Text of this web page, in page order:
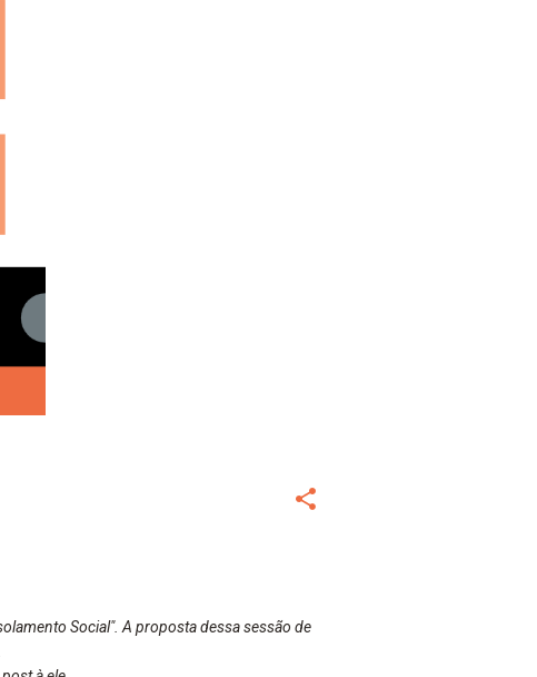
Social". A proposta dessa sessão de